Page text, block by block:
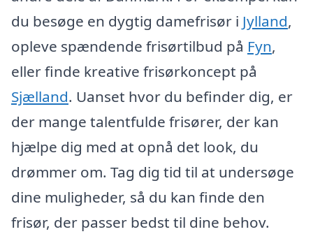
du besøge en dygtig damefrisør i Jylland,
opleve spændende frisørtilbud på Fyn,
eller finde kreative frisørkoncept på
Sjælland. Uanset hvor du befinder dig, er
der mange talentfulde frisører, der kan
hjælpe dig med at opnå det look, du
drømmer om. Tag dig tid til at undersøge
dine muligheder, så du kan finde den
frisør, der passer bedst til dine behov.